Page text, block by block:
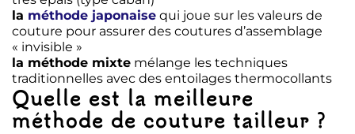
la méthode japonaise qui joue sur les valeurs de
couture pour assurer des coutures d’assemblage
« invisible »
la méthode mixte mélange les techniques
traditionnelles avec des entoilages thermocollants
Quelle est la meilleure
méthode de couture tailleur ?